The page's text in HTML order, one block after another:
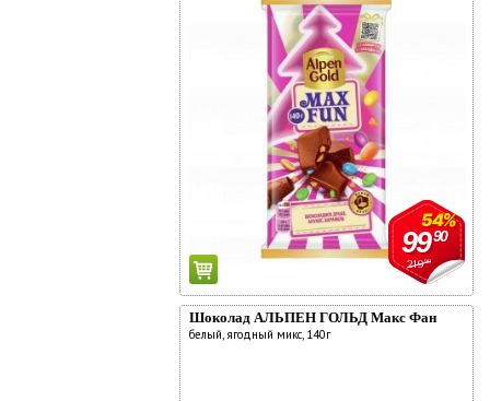
21990
54%
9990
Шоколад АЛЬПЕН ГОЛЬД Макс Фан
белый, ягодный микс, 140г